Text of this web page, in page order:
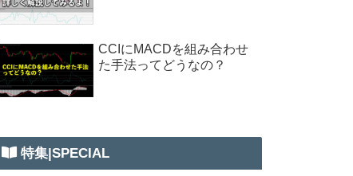
CCIにMACDを組み合わせ
た手法ってどうなの？
特集|SPECIAL